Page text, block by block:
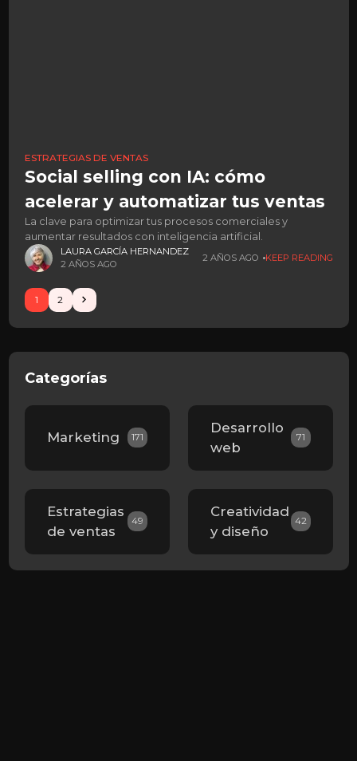
ESTRATEGIAS DE VENTAS
Social selling con IA: cómo
acelerar y automatizar tus ventas
La clave para optimizar tus procesos comerciales y
aumentar resultados con inteligencia artificial.
LAURA GARCÍA HERNANDEZ
2 AÑOS AGO
2 AÑOS AGO KEEP READING
1 2
Categorías
Marketing 171
Desarrollo
web
71
Estrategias
de ventas
49
Creatividad
y diseño
42